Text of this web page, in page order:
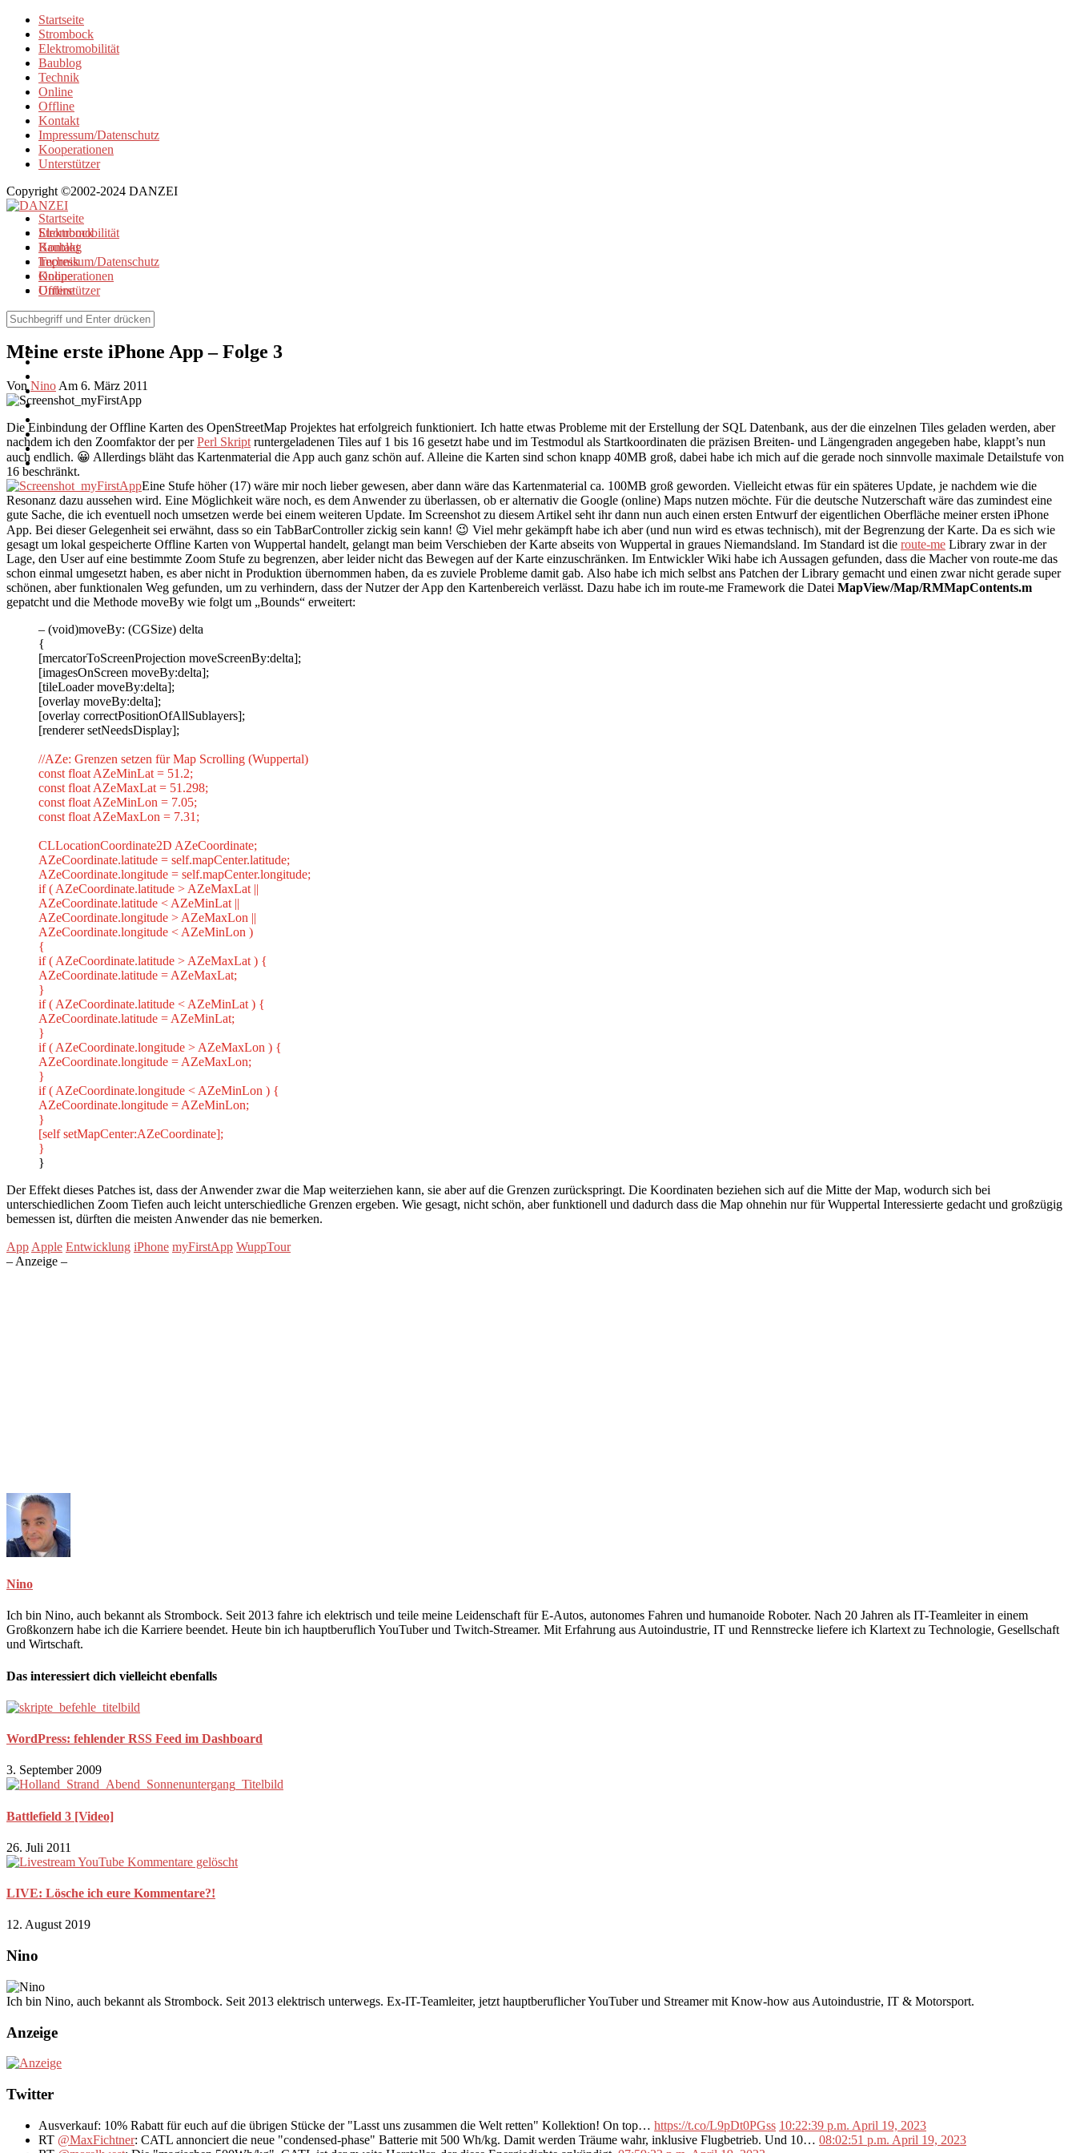
Startseite
Strombock
Elektromobilität
Baublog
Technik
Online
Offline
Kontakt
Impressum/Datenschutz
Kooperationen
Unterstützer
Copyright ©2002-2024 DANZEI
Startseite
Strombock
Kontakt
Impressum/Datenschutz
Kooperationen
Unterstützer
Elektromobilität
Baublog
Technik
Online
Offline
Online
Meine erste iPhone App – Folge 3
Von Nino Am 6. März 2011
Die Einbindung der Offline Karten des OpenStreetMap Projektes hat erfolgreich funktioniert. Ich hatte etwas Probleme mit der Erstellung der SQL Datenbank, aus der die einzelnen Tiles geladen werden, aber
nachdem ich den Zoomfaktor der perPerl Skript runtergeladenen Tiles auf 1 bis 16 gesetzt habe und im Testmodul als Startkoordinaten die präzisen Breiten- und Längengraden angegeben habe, klappt’s nun
auch endlich. 😀 Allerdings bläht das Kartenmaterial die App auch ganz schön auf. Alleine die Karten sind schon knapp 40MB groß, dabei habe ich mich auf die gerade noch sinnvolle maximale Detailstufe von
16 beschränkt.
Eine Stufe höher (17) wäre mir noch lieber gewesen, aber dann wäre das Kartenmaterial ca. 100MB groß geworden. Vielleicht etwas für ein späteres Update, je nachdem wie die
Resonanz dazu aussehen wird. Eine Möglichkeit wäre noch, es dem Anwender zu überlassen, ob er alternativ die Google (online) Maps nutzen möchte. Für die deutsche Nutzerschaft wäre das zumindest eine
gute Sache, die ich eventuell noch umsetzen werde bei einem weiteren Update. Im Screenshot zu diesem Artikel seht ihr dann nun auch einen ersten Entwurf der eigentlichen Oberfläche meiner ersten iPhone
App. Bei dieser Gelegenheit sei erwähnt, dass so ein TabBarController zickig sein kann! 😉 Viel mehr gekämpft habe ich aber (und nun wird es etwas technisch), mit der Begrenzung der Karte. Da es sich wie
gesagt um lokal gespeicherte Offline Karten von Wuppertal handelt, gelangt man beim Verschieben der Karte abseits von Wuppertal in graues Niemandsland. Im Standard ist die route-me Library zwar in der
Lage, den User auf eine bestimmte Zoom Stufe zu begrenzen, aber leider nicht das Bewegen auf der Karte einzuschränken. Im Entwickler Wiki habe ich Aussagen gefunden, dass die Macher von route-me das
schon einmal umgesetzt haben, es aber nicht in Produktion übernommen haben, da es zuviele Probleme damit gab. Also habe ich mich selbst ans Patchen der Library gemacht und einen zwar nicht gerade super
schönen, aber funktionalen Weg gefunden, um zu verhindern, dass der Nutzer der App den Kartenbereich verlässt. Dazu habe ich im route-me Framework die Datei MapView/Map/RMMapContents.m
gepatcht und die Methode moveBy wie folgt um „Bounds“ erweitert:
– (void)moveBy: (CGSize) delta
{
[mercatorToScreenProjection moveScreenBy:delta];
[imagesOnScreen moveBy:delta];
[tileLoader moveBy:delta];
[overlay moveBy:delta];
[overlay correctPositionOfAllSublayers];
[renderer setNeedsDisplay];
//AZe: Grenzen setzen für Map Scrolling (Wuppertal)
const float AZeMinLat = 51.2;
const float AZeMaxLat = 51.298;
const float AZeMinLon = 7.05;
const float AZeMaxLon = 7.31;
CLLocationCoordinate2D AZeCoordinate;
AZeCoordinate.latitude = self.mapCenter.latitude;
AZeCoordinate.longitude = self.mapCenter.longitude;
if ( AZeCoordinate.latitude > AZeMaxLat ||
AZeCoordinate.latitude < AZeMinLat ||
AZeCoordinate.longitude > AZeMaxLon ||
AZeCoordinate.longitude < AZeMinLon )
{
if ( AZeCoordinate.latitude > AZeMaxLat ) {
AZeCoordinate.latitude = AZeMaxLat;
}
if ( AZeCoordinate.latitude < AZeMinLat ) {
AZeCoordinate.latitude = AZeMinLat;
}
if ( AZeCoordinate.longitude > AZeMaxLon ) {
AZeCoordinate.longitude = AZeMaxLon;
}
if ( AZeCoordinate.longitude < AZeMinLon ) {
AZeCoordinate.longitude = AZeMinLon;
}
[self setMapCenter:AZeCoordinate];
}
}
Der Effekt dieses Patches ist, dass der Anwender zwar die Map weiterziehen kann, sie aber auf die Grenzen zurückspringt. Die Koordinaten beziehen sich auf die Mitte der Map, wodurch sich bei
unterschiedlichen Zoom Tiefen auch leicht unterschiedliche Grenzen ergeben. Wie gesagt, nicht schön, aber funktionell und dadurch dass die Map ohnehin nur für Wuppertal Interessierte gedacht und großzügig
bemessen ist, dürften die meisten Anwender das nie bemerken.
App Apple Entwicklung iPhone myFirstApp WuppTour
– Anzeige –
Nino
Ich bin Nino, auch bekannt als Strombock. Seit 2013 fahre ich elektrisch und teile meine Leidenschaft für E-Autos, autonomes Fahren und humanoide Roboter. Nach 20 Jahren als IT-Teamleiter in einem
Großkonzern habe ich die Karriere beendet. Heute bin ich hauptberuflich YouTuber und Twitch-Streamer. Mit Erfahrung aus Autoindustrie, IT und Rennstrecke liefere ich Klartext zu Technologie, Gesellschaft
und Wirtschaft.
Das interessiert dich vielleicht ebenfalls
WordPress: fehlender RSS Feed im Dashboard
3. September 2009
Battlefield 3 [Video]
26. Juli 2011
LIVE: Lösche ich eure Kommentare?!
12. August 2019
Nino
Ich bin Nino, auch bekannt als Strombock. Seit 2013 elektrisch unterwegs. Ex-IT-Teamleiter, jetzt hauptberuflicher YouTuber und Streamer mit Know-how aus Autoindustrie, IT & Motorsport.
Anzeige
Twitter
Ausverkauf: 10% Rabatt für euch auf die übrigen Stücke der "Lasst uns zusammen die Welt retten" Kollektion! On top… https://t.co/L9pDt0PGss 10:22:39 p.m. April 19, 2023
RT @MaxFichtner: CATL annonciert die neue "condensed-phase" Batterie mit 500 Wh/kg. Damit werden Träume wahr, inklusive Flugbetrieb. Und 10… 08:02:51 p.m. April 19, 2023